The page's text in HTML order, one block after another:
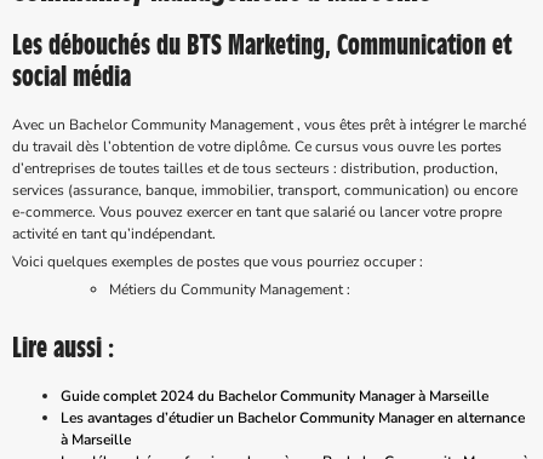
Les débouchés du BTS Marketing, Communication et
social média
Avec un Bachelor Community Management , vous êtes prêt à intégrer le marché
du travail dès l’obtention de votre diplôme. Ce cursus vous ouvre les portes
d’entreprises de toutes tailles et de tous secteurs : distribution, production,
services (assurance, banque, immobilier, transport, communication) ou encore
e-commerce. Vous pouvez exercer en tant que salarié ou lancer votre propre
activité en tant qu’indépendant.
Voici quelques exemples de postes que vous pourriez occuper :
Métiers du Community Management :
Lire aussi :
Guide complet 2024 du Bachelor Community Manager à Marseille
Les avantages d’étudier un Bachelor Community Manager en alternance
à Marseille